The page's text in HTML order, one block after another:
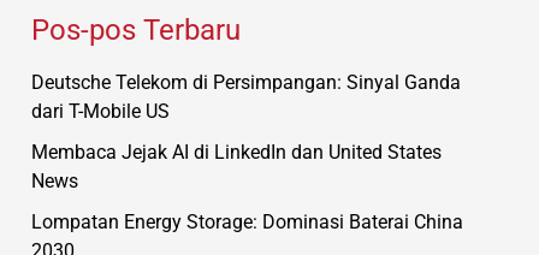
Pos-pos Terbaru
Deutsche Telekom di Persimpangan: Sinyal Ganda
dari T-Mobile US
Membaca Jejak AI di LinkedIn dan United States
News
Lompatan Energy Storage: Dominasi Baterai China